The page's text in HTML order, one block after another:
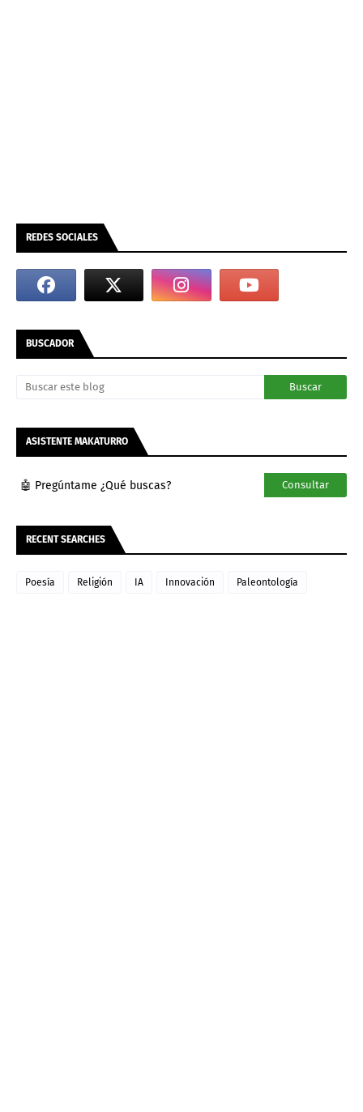
REDES SOCIALES
BUSCADOR
ASISTENTE MAKATURRO
🤖 Pregúntame ¿Qué buscas? Consultar
RECENT SEARCHES
Poesía Religión IA Innovación Paleontología